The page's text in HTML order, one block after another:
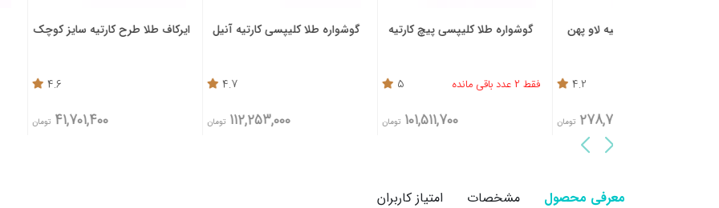
گوشواره طلا کلیپسی پیچ کارتیه
5
تومان
گوشواره طلا کلیپسی کارتیه آنیل
تومان
ایرکاف طلا طرح کارتیه سایز کوچک
تومان
ایرکاف طلا
معرفی محصول مشخصات امتیاز کاربران